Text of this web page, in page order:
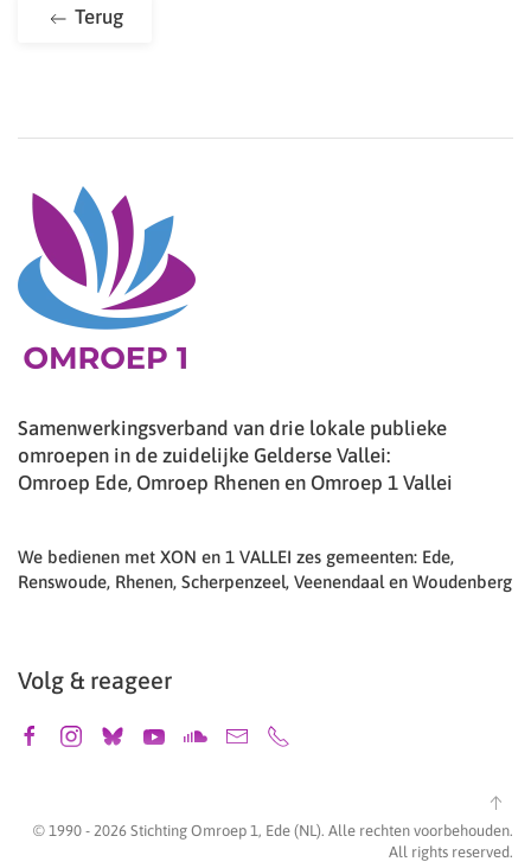
Terug
Samenwerkingsverband van drie lokale publieke
omroepen in de zuidelijke Gelderse Vallei:
Omroep Ede, Omroep Rhenen en Omroep 1 Vallei
We bedienen met XON en 1 VALLEI zes gemeenten: Ede,
Renswoude, Rhenen, Scherpenzeel, Veenendaal en Woudenberg
Volg & reageer
© 1990 - 2026 Stichting Omroep 1, Ede (NL). Alle rechten voorbehouden.
All rights reserved.